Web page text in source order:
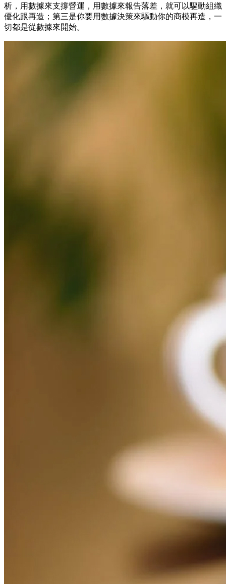
析，用數據來支撐營運，用數據來報告落差，就可以驅動組織
優化跟再造；第三是你要用數據決策來驅動你的商模再造，一
切都是從數據來開始。